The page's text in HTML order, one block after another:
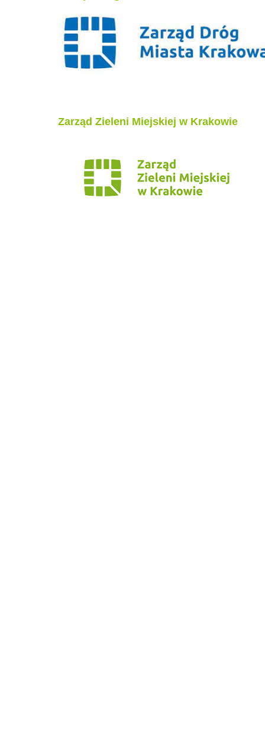
Zarząd Zieleni Miejskiej w Krakowie